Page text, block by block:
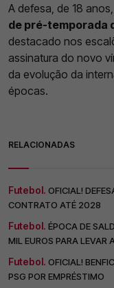
A defesa, de 18 anos,
de pré-temporada
destacado nos
assinatura do novo
da evolução da
épocas.
RELACIONADAS
Futebol. OFICIAL!
CONTRATO ATÉ 2028
Futebol. ÉPOCA DE
MIL EUROS PARA LEVAR
Futebol. OFICIAL!
PSG POR EMPRÉSTIMO